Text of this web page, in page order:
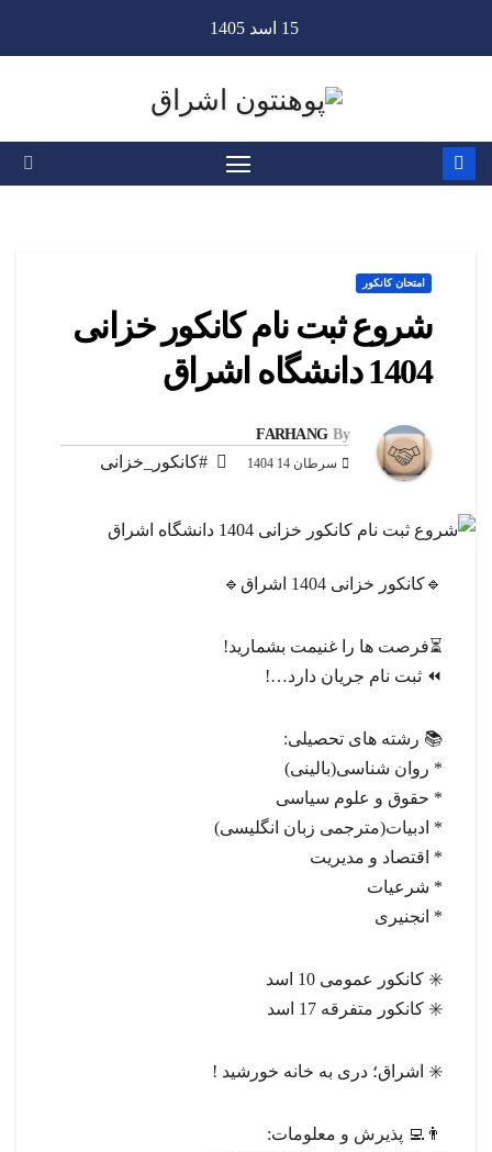
15 اسد 1405
امتحان کانکور
شروع ثبت نام کانکور خزانی
1404 دانشگاه اشراق
By
FARHANG
سرطان 14 1404 #کانکور_خزانی
🔹کانکور خزانی 1404 اشراق🔹
⏳فرصت ها را غنیمت بشمارید!
⏪ ثبت نام جریان دارد…!
📚 رشته های تحصیلی:
* روان شناسی(بالینی)
* حقوق و علوم سیاسی
* ادبیات(مترجمی زبان انگلیسی)
* اقتصاد و مدیریت
* شرعیات
* انجنیری
✳️ کانکور عمومی 10 اسد
✳️ کانکور متفرقه 17 اسد
✳️ اشراق؛ دری به خانه خورشید !
👨‍💻 پذیرش و معلومات: